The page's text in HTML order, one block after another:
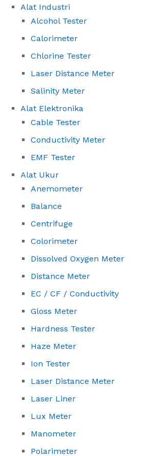
Alat Industri
Alcohol Tester
Calorimeter
Chlorine Tester
Laser Distance Meter
Salinity Meter
Alat Elektronika
Cable Tester
Conductivity Meter
EMF Tester
Alat Ukur
Anemometer
Balance
Centrifuge
Colorimeter
Dissolved Oxygen Meter
Distance Meter
EC / CF / Conductivity
Gloss Meter
Hardness Tester
Haze Meter
Ion Tester
Laser Distance Meter
Laser Liner
Lux Meter
Manometer
Polarimeter